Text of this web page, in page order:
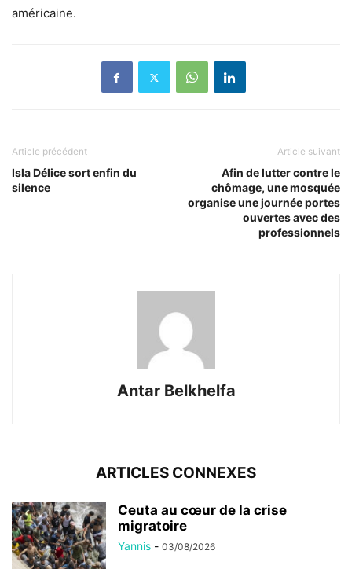
américaine.
Article précédent
Isla Délice sort enfin du
silence
Article suivant
Afin de lutter contre le
chômage, une mosquée
organise une journée portes
ouvertes avec des
professionnels
Antar Belkhelfa
ARTICLES CONNEXES
Ceuta au cœur de la crise
migratoire
Yannis - 03/08/2026